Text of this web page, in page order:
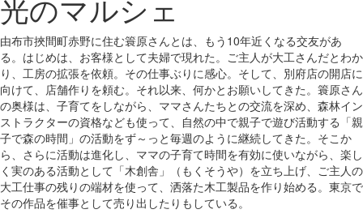
光のマルシェ
由布市挾間町赤野に住む簑原さんとは、もう10年近くなる交友があ
る。はじめは、お客様として夫婦で現れた。ご主人が大工さんだとわか
り、工房の拡張を依頼。その仕事ぶりに感心。そして、別府店の開店に
向けて、店舗作りを頼む。それ以来、何かとお願いしてきた。簑原さん
の奥様は、子育てをしながら、ママさんたちとの交流を深め、森林イン
ストラクターの資格なども使って、自然の中で親子で遊び活動する「親
子で森の時間」の活動をず～っと毎週のように継続してきた。そこか
ら、さらに活動は進化し、ママの子育て時間を有効に使いながら、楽し
く実のある活動として「木創舎」（もくそうや）を立ち上げ、ご主人の
大工仕事の残りの端材を使って、洒落た木工製品を作り始める。東京で
その作品を催事として売り出したりもしている。